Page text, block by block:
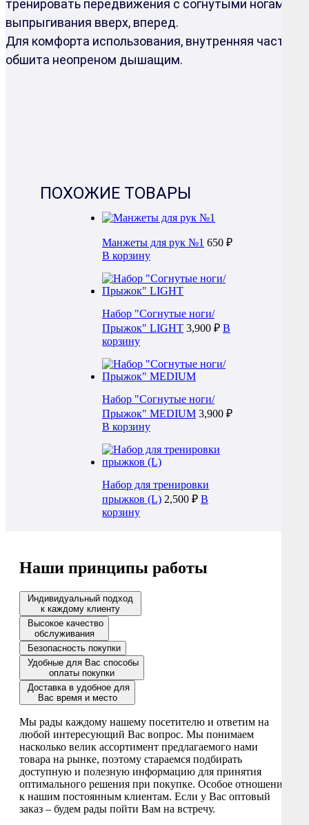
тренировать передвижения с согнутыми ногами,
выпрыгивания вверх, вперед.
Для комфорта использования, внутренняя часть
обшита неопреном дышащим.
ПОХОЖИЕ ТОВАРЫ
Манжеты для рук №1 650 ₽
В корзину
Набор "Согнутые ноги/
Прыжок" LIGHT 3,900 ₽ В
корзину
Набор "Согнутые ноги/
Прыжок" MEDIUM 3,900 ₽
В корзину
Набор для тренировки
прыжков (L) 2,500 ₽ В
корзину
Наши принципы работы
Индивидуальный подход
к каждому клиенту
Высокое качество
обслуживания
Безопасность покупки
Удобные для Вас способы
оплаты покупки
Доставка в удобное для
Вас время и место
Мы рады каждому нашему посетителю и ответим на
любой интересующий Вас вопрос. Мы понимаем
насколько велик ассортимент предлагаемого нами
товара на рынке, поэтому стараемся подбирать
доступную и полезную информацию для принятия
оптимального решения при покупке. Особое отношение
к нашим постоянным клиентам. Если у Вас оптовый
заказ – будем рады пойти Вам на встречу.